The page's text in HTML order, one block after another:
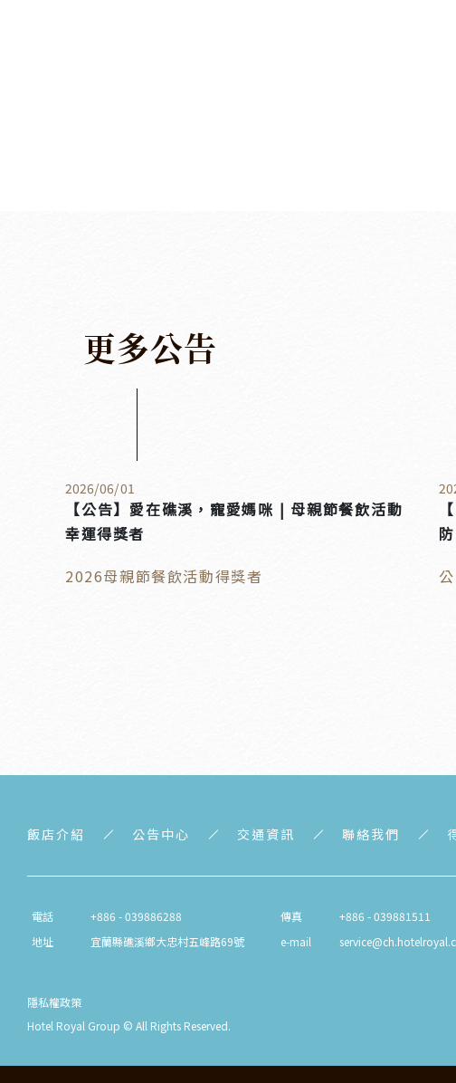
更多公告
2026/06/01
【公告】愛在礁溪，寵愛媽咪 | 母親節餐飲活動
幸運得獎者
2026母親節餐飲活動得獎者
飯店介紹 公告中心 交通資訊 聯絡我們
電話
+886 - 039886288
地址
宜蘭縣礁溪鄉大忠村五峰路69號
傳真
+886 - 039881511
e-mail
隱私權政策
Hotel Royal Group © All Rights Reserved.